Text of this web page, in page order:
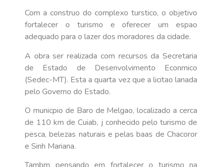
Com a construo do complexo turstico, o objetivo
fortalecer o turismo e oferecer um espao
adequado para o lazer dos moradores da cidade.
A obra ser realizada com recursos da Secretaria
de Estado de Desenvolvimento Econmico
(Sedec-MT). Esta a quarta vez que a licitao lanada
pelo Governo do Estado.
O municpio de Baro de Melgao, localizado a cerca
de 110 km de Cuiab, j conhecido pelo turismo de
pesca, belezas naturais e pelas baas de Chacoror
e Sinh Mariana.